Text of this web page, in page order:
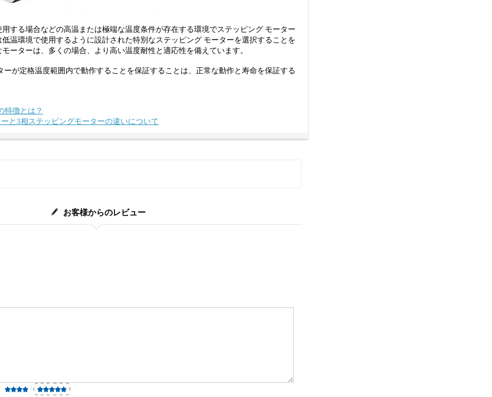
する場合などの高温または極端な温度条件が存在する環境でステッピング モーター
温環境で使用するように設計された特別なステッピング モーターを選択することを
ーターは、多くの場合、より高い温度耐性と適応性を備えています。
ーが定格温度範囲内で動作することを保証することは、正常な動作と寿命を保証する
特徴とは？
と3相ステッピングモーターの違いについて
お客様からのレビュー